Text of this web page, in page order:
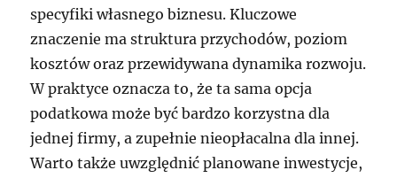
specyfiki własnego biznesu. Kluczowe
znaczenie ma struktura przychodów, poziom
kosztów oraz przewidywana dynamika rozwoju.
W praktyce oznacza to, że ta sama opcja
podatkowa może być bardzo korzystna dla
jednej firmy, a zupełnie nieopłacalna dla innej.
Warto także uwzględnić planowane inwestycje,